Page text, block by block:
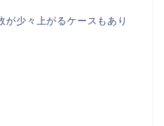
が少々上がるケースもあり